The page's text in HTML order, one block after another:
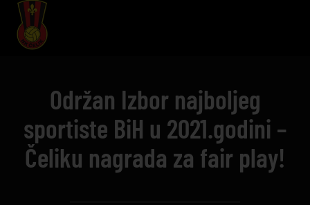
Održan Izbor najboljeg
sportiste BiH u 2021.godini –
Čeliku nagrada za fair play!